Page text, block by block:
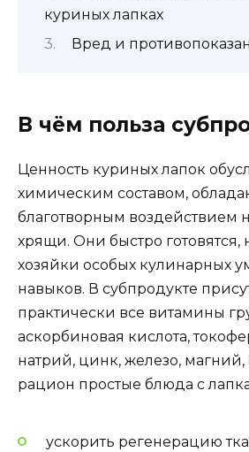
куриных лапках
Вред и
В чём польза
Ценность куриных лапок
химическим составом,
благотворным воздействием
хрящи. Они быстро готовятся,
хозяйки особых кулинарных
навыков. В субпродукте
практически все витамины
аскорбиновая кислота,
натрий, цинк, железо,
рацион простые блюда с
ускорить регенерацию